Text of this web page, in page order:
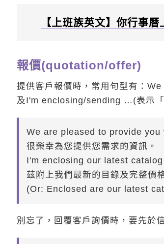
【上班族英文】你行事
報價(quotation/offer)
提供客戶報價時，常用句型有：
及I'm enclosing/sending …(表示
We are pleased to provide
很榮幸為您提供您需求的資訊。
I'm enclosing our latest
茲附上我們最新的目錄及完整價
(Or: Enclosed are our latest
別忘了，回覆客戶詢價時，要先於